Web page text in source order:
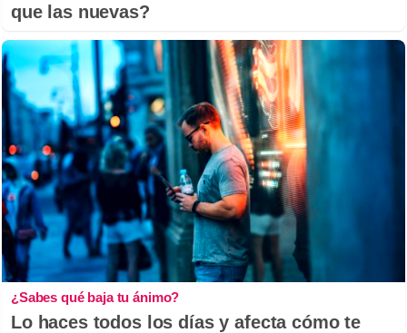
que las nuevas?
¿Sabes qué baja tu ánimo?
Lo haces todos los días y afecta cómo te